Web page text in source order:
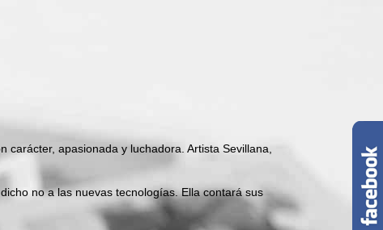
carácter, apasionada y luchadora. Artista Sevillana,
no a las nuevas tecnologías. Ella contará sus